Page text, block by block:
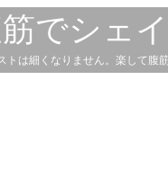
でシェ
は細くなりません。楽して腹